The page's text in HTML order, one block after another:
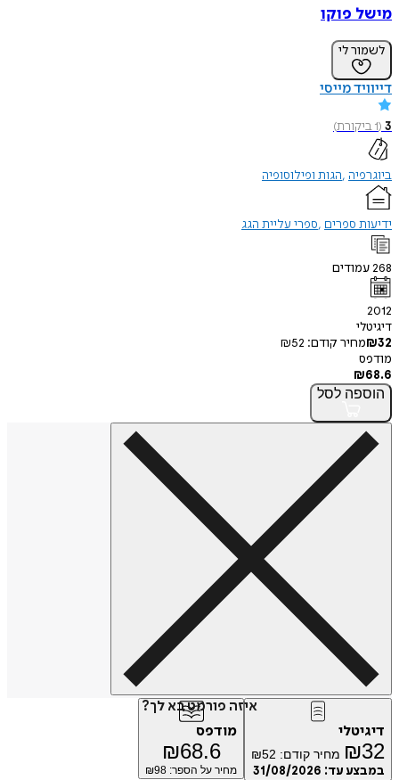
מישל פוקו
לשמור לי
דייוויד מייסי
3
(
1ביקורת)
ביוגרפיה הגות ופילוסופיה
ידיעות ספרים ספרי עליית הגג
268עמודים
2012
דיגיטלי
₪32 מחיר קודם: ₪52
מודפס
₪68.6
הוספה לסל
איזה פורמט בא לך?
דיגיטלי
₪32 מחיר קודם: ₪52
במבצע עד: 31/08/2026
מודפס
₪68.6
מחיר על הספר: ₪ 98